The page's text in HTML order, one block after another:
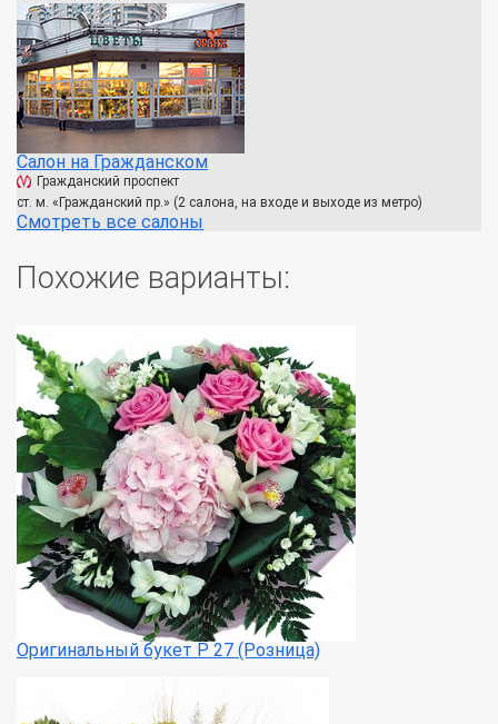
Салон на Гражданском
Гражданский проспект
ст. м. «Гражданский пр.» (2 салона, на входе и выходе из метро)
Смотреть все салоны
Похожие варианты:
Оригинальный букет Р 27 (Розница)